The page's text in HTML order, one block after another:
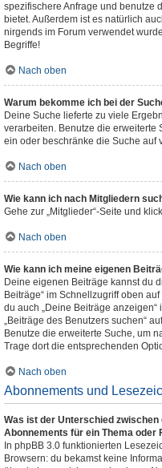
spezifischere Anfrage und benutze
bietet. Außerdem ist es natürlich
nirgends im Forum verwendet
Begriffe!
Nach oben
Warum bekomme ich bei der
Deine Suche lieferte zu viele
verarbeiten. Benutze die erweiterte
ein oder beschränke die Suche auf
Nach oben
Wie kann ich nach Mitgliedern
Gehe zur „Mitglieder“-Seite und
Nach oben
Wie kann ich meine eigenen
Deine eigenen Beiträge kannst du
Beiträge“ im Schnellzugriff oben
du auch „Deine Beiträge
„Beiträge des Benutzers suchen“
Benutze die erweiterte Suche, um
Trage dort die entsprechenden
Nach oben
Abonnements und
Was ist der Unterschied
Abonnements für ein Thema oder
In phpBB 3.0 funktionierten
Browsern: du bekamst keine